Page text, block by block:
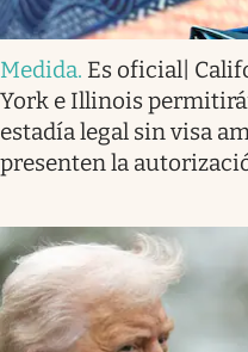
Medida. Es oficial|
York e Illinois
estadía legal sin visa
presenten la